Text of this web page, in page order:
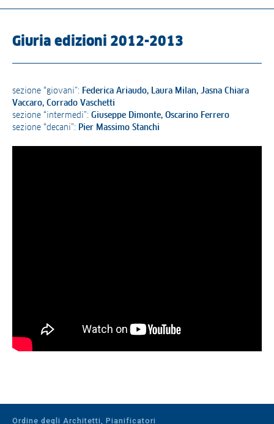
Giuria edizioni 2012-2013
sezione “giovani”: Federica Ariaudo, Laura Milan, Jasna Chiara
Vaccaro, Corrado Vaschetti
sezione “intermedi”: Giuseppe Dimonte, Oscarino Ferrero
sezione “decani”: Pier Massimo Stanchi
Ordine degli Architetti, Pianificatori